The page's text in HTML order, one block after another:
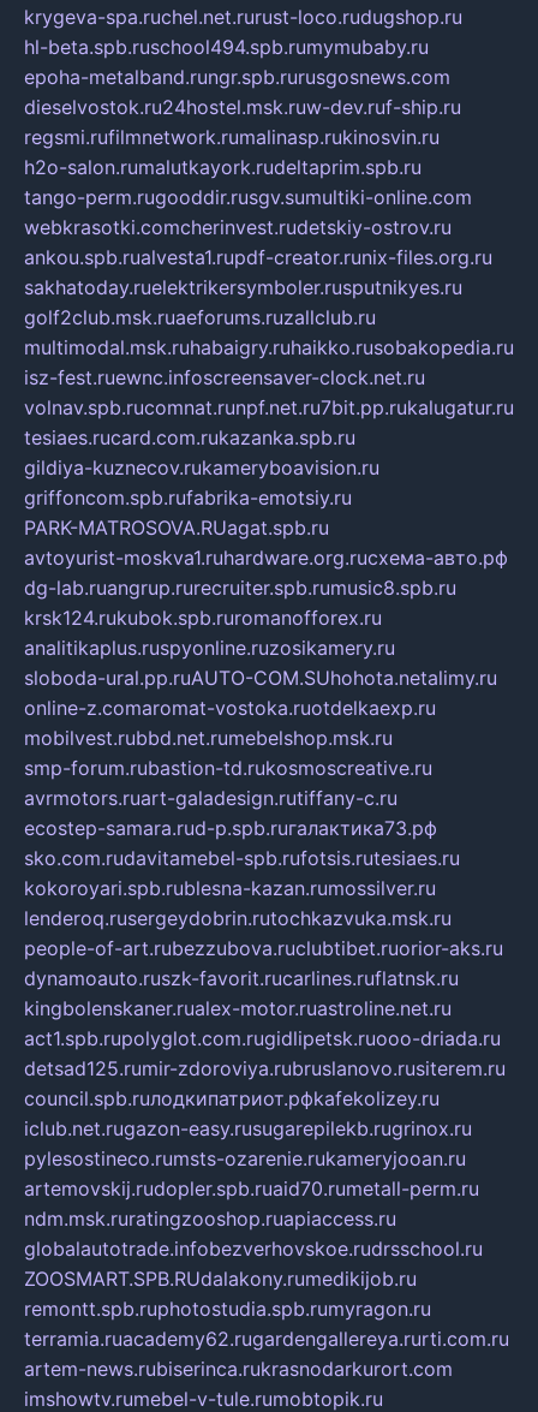
krygeva-spa.ruchel.net.rurust-loco.rudugshop.ru
hl-beta.spb.ruschool494.spb.rumymubaby.ru
epoha-metalband.rungr.spb.rurusgosnews.com
dieselvostok.ru24hostel.msk.ruw-dev.ruf-ship.ru
regsmi.rufilmnetwork.rumalinasp.rukinosvin.ru
h2o-salon.rumalutkayork.rudeltaprim.spb.ru
tango-perm.rugooddir.rusgv.sumultiki-online.com
webkrasotki.comcherinvest.rudetskiy-ostrov.ru
ankou.spb.rualvesta1.rupdf-creator.runix-files.org.ru
sakhatoday.ruelektrikersymboler.rusputnikyes.ru
golf2club.msk.ruaeforums.ruzallclub.ru
multimodal.msk.ruhabaigry.ruhaikko.rusobakopedia.ru
isz-fest.ruewnc.infoscreensaver-clock.net.ru
volnav.spb.rucomnat.runpf.net.ru7bit.pp.rukalugatur.ru
tesiaes.rucard.com.rukazanka.spb.ru
gildiya-kuznecov.rukameryboavision.ru
griffoncom.spb.rufabrika-emotsiy.ru
PARK-MATROSOVA.RUagat.spb.ru
avtoyurist-moskva1.ruhardware.org.ruсхема-авто.рф
dg-lab.ruangrup.rurecruiter.spb.rumusic8.spb.ru
krsk124.rukubok.spb.ruromanofforex.ru
analitikaplus.ruspyonline.ruzosikamery.ru
sloboda-ural.pp.ruAUTO-COM.SUhohota.netalimy.ru
online-z.comaromat-vostoka.ruotdelkaexp.ru
mobilvest.rubbd.net.rumebelshop.msk.ru
smp-forum.rubastion-td.rukosmoscreative.ru
avrmotors.ruart-galadesign.rutiffany-c.ru
ecostep-samara.rud-p.spb.ruгалактика73.рф
sko.com.rudavitamebel-spb.rufotsis.rutesiaes.ru
kokoroyari.spb.rublesna-kazan.rumossilver.ru
lenderoq.rusergeydobrin.rutochkazvuka.msk.ru
people-of-art.rubezzubova.ruclubtibet.ruorior-aks.ru
dynamoauto.ruszk-favorit.rucarlines.ruflatnsk.ru
kingbolenskaner.rualex-motor.ruastroline.net.ru
act1.spb.rupolyglot.com.rugidlipetsk.ruooo-driada.ru
detsad125.rumir-zdoroviya.rubruslanovo.rusiterem.ru
council.spb.ruлодкипатриот.рфkafekolizey.ru
iclub.net.rugazon-easy.rusugarepilekb.rugrinox.ru
pylesostineco.rumsts-ozarenie.rukameryjooan.ru
artemovskij.rudopler.spb.ruaid70.rumetall-perm.ru
ndm.msk.ruratingzooshop.ruapiaccess.ru
globalautotrade.infobezverhovskoe.rudrsschool.ru
ZOOSMART.SPB.RUdalakony.rumedikijob.ru
remontt.spb.ruphotostudia.spb.rumyragon.ru
terramia.ruacademy62.rugardengallereya.rurti.com.ru
artem-news.rubiserinca.rukrasnodarkurort.com
imshowtv.rumebel-v-tule.rumobtopik.ru